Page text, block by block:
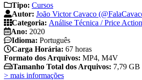
Tipo: Cursos
Autor: João Victor Cavaco
Categoria: Análise Técnica / Price Action
Ano: 2020
Idioma: Português
Carga Horária: 67 horas
Formato dos Arquivos: MP4, M4V
Tamanho Total dos Arquivos: 7,79 GB
> mais informações